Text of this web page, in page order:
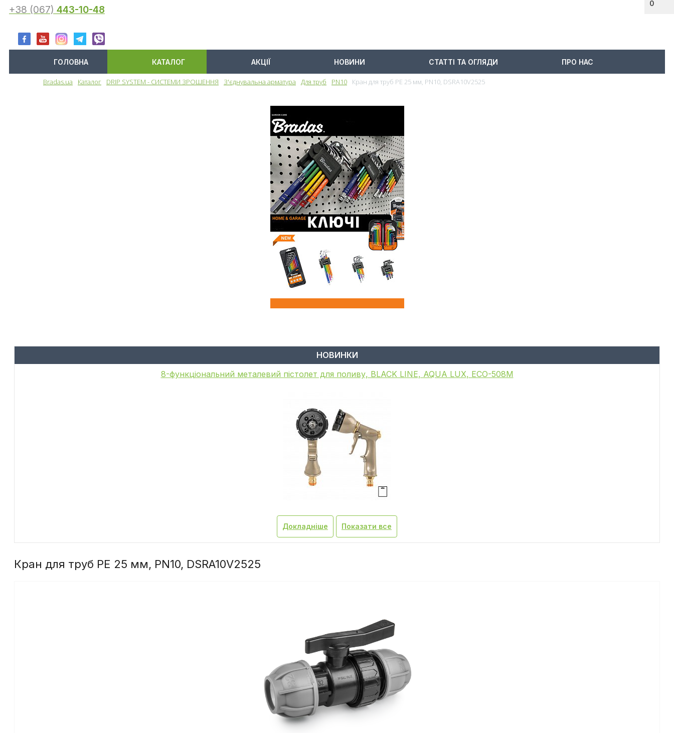
0
+38 (067) 443-10-48
ГОЛОВНА КАТАЛОГ АКЦІЇ НОВИНИ СТАТТІ ТА ОГЛЯДИ ПРО НАС
Bradas.ua Каталог DRIP SYSTEM - СИСТЕМИ ЗРОШЕННЯ З'єднувальна арматура Для труб PN10 Кран для труб PE 25 мм, PN10, DSRA10V2525
НОВИНКИ
8-функціональний металевий пістолет для поливу, BLACK LINE, AQUA LUX, ECO-508M
Докладніше Показати все
Кран для труб PE 25 мм, PN10, DSRA10V2525